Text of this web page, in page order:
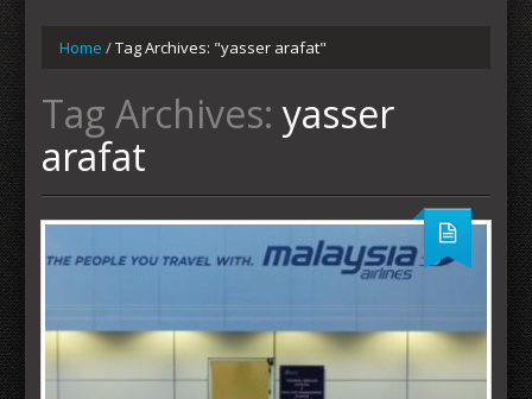
Home /Tag Archives: "yasser arafat"
Tag Archives: yasser
arafat